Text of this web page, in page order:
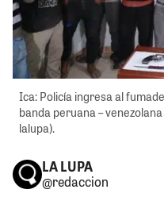
Ica: Policía ingresa al
banda peruana –
lalupa).
LA LUPA
@redaccion